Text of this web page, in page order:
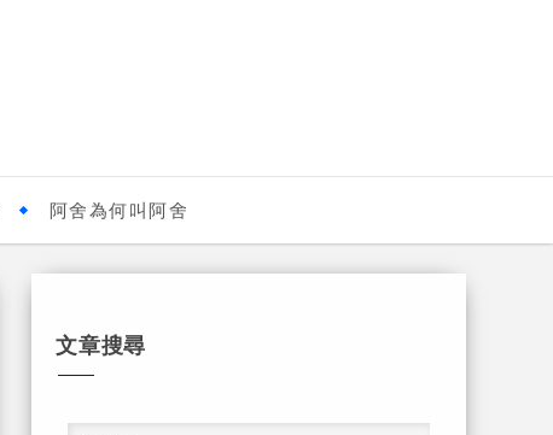
阿舍為何叫阿舍
文章搜尋